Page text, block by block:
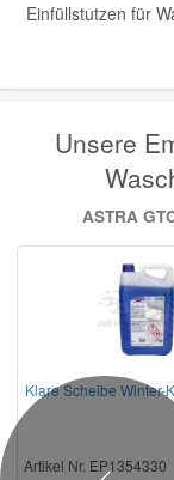
Einfüllstutzen für
Unsere
ASTRA
Klare Scheibe Winter-
Artikel Nr. EP1354330